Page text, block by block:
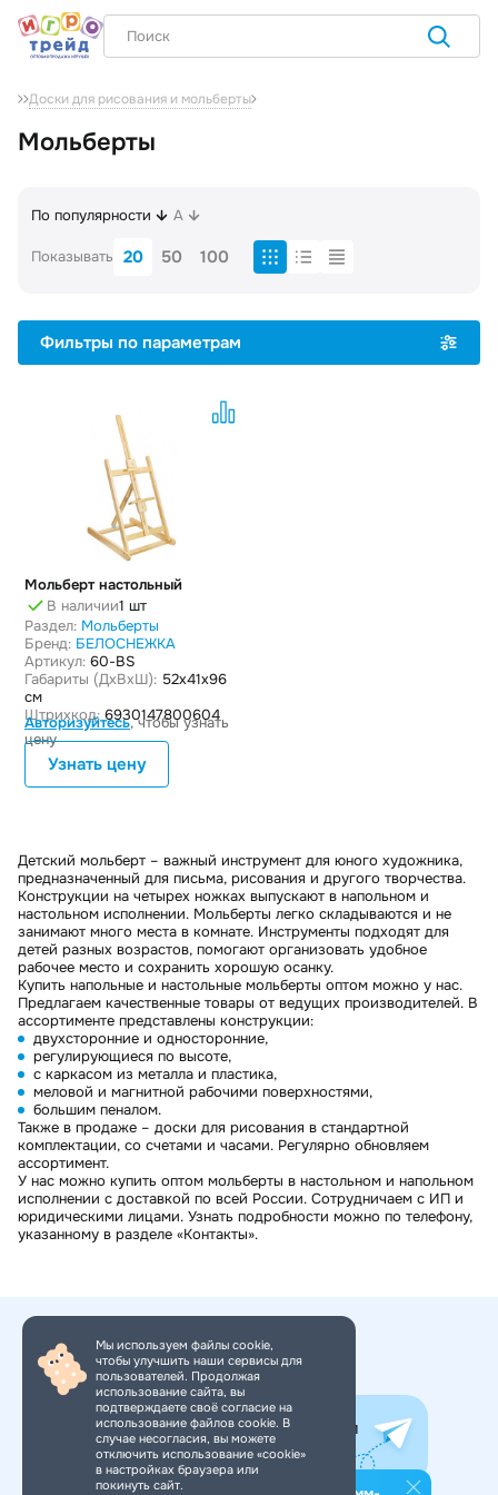
Доски для рисования и мольберты
Мольберты
По популярности A
Показывать 20 50 100
Фильтры по параметрам
Мольберт настольный
В наличии1 шт
Раздел: Мольберты
Бренд: БЕЛОСНЕЖКА
Артикул: 60-BS
Габариты (ДxВxШ): 52x41x96
см
Штрихкод: 6930147800604
Авторизуйтесь, чтобы узнать
цену
Узнать цену
Детский мольберт – важный инструмент для юного художника,
предназначенный для письма, рисования и другого творчества.
Конструкции на четырех ножках выпускают в напольном и
настольном исполнении. Мольберты легко складываются и не
занимают много места в комнате. Инструменты подходят для
детей разных возрастов, помогают организовать удобное
рабочее место и сохранить хорошую осанку.
Купить напольные и настольные мольберты оптом можно у нас.
Предлагаем качественные товары от ведущих производителей. В
ассортименте представлены конструкции:
двухсторонние и односторонние,
регулирующиеся по высоте,
с каркасом из металла и пластика,
меловой и магнитной рабочими поверхностями,
большим пеналом.
Также в продаже – доски для рисования в стандартной
комплектации, со счетами и часами. Регулярно обновляем
ассортимент.
У нас можно купить оптом мольберты в настольном и напольном
исполнении с доставкой по всей России. Сотрудничаем с ИП и
юридическими лицами. Узнать подробности можно по телефону,
указанному в разделе «Контакты».
+7 (495) 150-34-11
Все самое интересное в нашем
Telegram-канале. Подпишись!
Мы используем файлы cookie,
чтобы улучшить наши сервисы для
пользователей. Продолжая
использование сайта, вы
подтверждаете своё согласие на
использование файлов cookie. В
случае несогласия, вы можете
отключить использование «cookie»
в настройках браузера или
покинуть сайт.